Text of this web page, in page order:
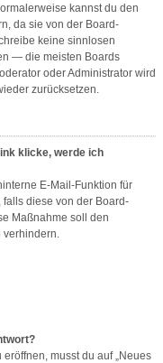
kannst du den
da sie von der Board-
keine sinnlosen
— die meisten Boards
oder Administrator wird
zurücksetzen.
klicke, werde ich
E-Mail-Funktion für
diese von der Board-
Maßnahme soll den
verhindern.
musst du auf „Neues